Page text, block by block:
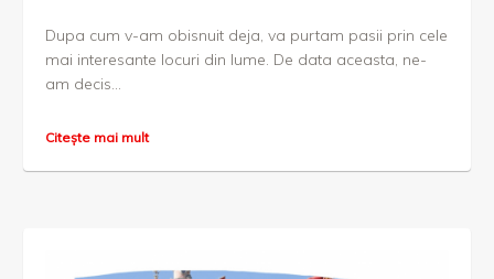
Dupa cum v-am obisnuit deja, va purtam pasii prin cele
mai interesante locuri din lume. De data aceasta, ne-
am decis...
Citește mai mult